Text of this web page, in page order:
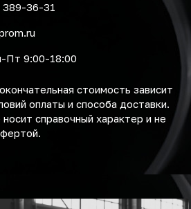
389-36-31
Пт 9:00-18:00
стоимость зависит
оплаты и способа доставки.
справочный характер и не